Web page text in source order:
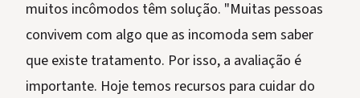
muitos incômodos têm solução. "Muitas pessoas
convivem com algo que as incomoda sem saber
que existe tratamento. Por isso, a avaliação é
importante. Hoje temos recursos para cuidar do